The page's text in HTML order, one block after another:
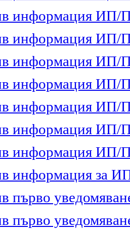
информация ИП/
информация ИП/
информация ИП/
информация ИП/
информация ИП/
информация ИП/
информация ИП/
информация за
първо
първо